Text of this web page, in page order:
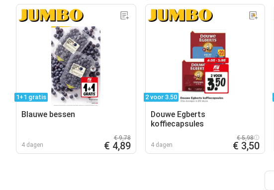
1+1 gratis
Blauwe bessen
4 dagen
€ 9,78
€ 4,89
2 voor 3.50
Douwe Egberts
koffiecapsules
4 dagen
€ 5,98
€ 3,50